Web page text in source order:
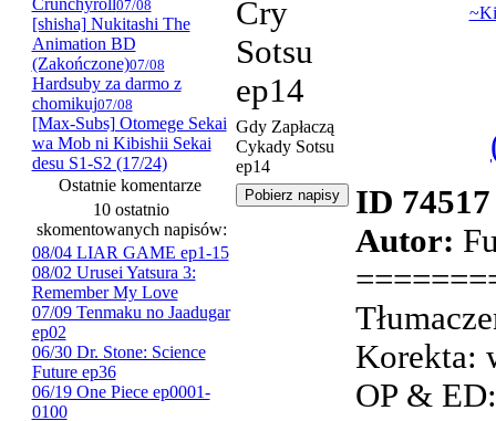
Crunchyroll07/08
[shisha] Nukitashi The
Animation BD
(Zakończone)07/08
Hardsuby za darmo z
chomikuj07/08
[Max-Subs] Otomege Sekai
wa Mob ni Kibishii Sekai
desu S1-S2 (17/24)
Ostatnie komentarze
10 ostatnio
skomentowanych napisów:
08/04 LIAR GAME ep1-15
08/02 Urusei Yatsura 3:
Remember My Love
07/09 Tenmaku no Jaadugar
ep02
06/30 Dr. Stone: Science
Future ep36
06/19 One Piece ep0001-
0100
Cry
Sotsu
ep14
Gdy Zapłaczą
Cykady Sotsu
ep14
ID 74517
Autor:
Korekta:
OP &